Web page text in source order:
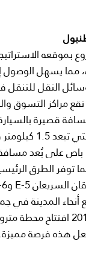
بموقعه
مما يسهل الوصول
النقل للتنقل
مراكز التسوق
قصيرة
قناة إسطنبول
على بُعد
توفر الطرق
المدينة في
وقد شهد عام 2019 افتتاح
هذه فرصة مميزة.